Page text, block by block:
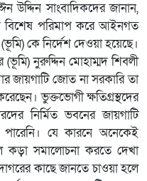
সাংবাদিকদের জানান,
বিশেষ পরিমাপ করে আইনগত
কে নির্দেশ দেওয়া হয়েছে।
(ভূমি) নুরুদ্দিন মোহাম্মদ শিবলী
জায়গাটি জোত না সরকারি তা
ভুক্তভোগী ক্ষতিগ্রস্থদের
নির্মিত ভবনের জায়গাটি
যে কারনে অনেকেই
কড়া সমালোচনা করতে দেখা
কাছে জানতে চাওয়া হলে